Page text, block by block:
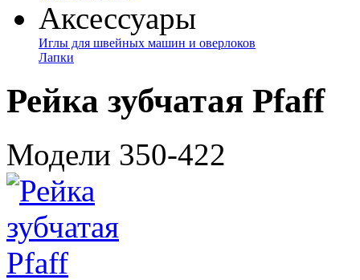
Аксессуары
Иглы для швейных машин и оверлоков
Лапки
Рейка зубчатая Pfaff
Модели 350-422